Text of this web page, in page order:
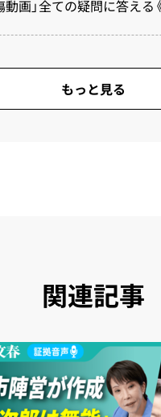
動画」全ての疑問に答え
もっと見る
関連記事